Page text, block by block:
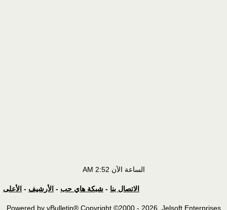
الساعة الآن 2:52 AM
الاتصال بنا - شبكة هاي حب - الأرشيف - الأعلى
Powered by vBulletin® Copyright ©2000 - 2026, Jelsoft Enterprises